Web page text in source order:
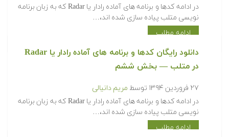
‫در ادامه کدها و برنامه های آماده رادار یا Radar که به زبان برنامه
نویسی متلب پیاده سازی شده اند،…
ادامه مطلب
دانلود رایگان کدها و برنامه های آماده رادار یا Radar
در متلب‬‬ — بخش ششم
۲۷ فروردین ۱۳۹۴ توسط مریم دانیالی
‫در ادامه کدها و برنامه های آماده رادار یا Radar که به زبان برنامه
نویسی متلب پیاده سازی شده اند،…
ادامه مطلب